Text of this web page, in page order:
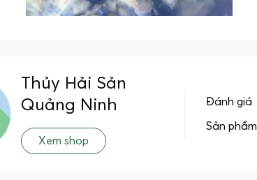
Thủy Hải Sản
Quảng Ninh
Xem shop
Đánh giá
Sản phẩm